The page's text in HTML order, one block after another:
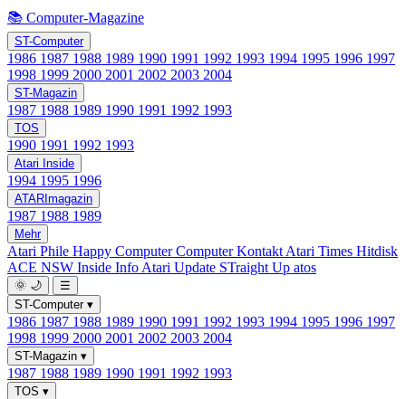
📚 Computer-Magazine
ST-Computer
1986 1987 1988 1989 1990 1991 1992 1993 1994 1995 1996 1997
1998 1999 2000 2001 2002 2003 2004
ST-Magazin
1987 1988 1989 1990 1991 1992 1993
TOS
1990 1991 1992 1993
Atari Inside
1994 1995 1996
ATARImagazin
1987 1988 1989
Mehr
Atari Phile Happy ComputerComputer Kontakt Atari Times Hitdisk
ACE NSW Inside Info Atari Update STraight Up atos
🌞 🌙
☰
ST-Computer ▾
1986 1987 1988 1989 1990 1991 1992 1993 1994 1995 1996 1997
1998 1999 2000 2001 2002 2003 2004
ST-Magazin ▾
1987 1988 1989 1990 1991 1992 1993
TOS ▾